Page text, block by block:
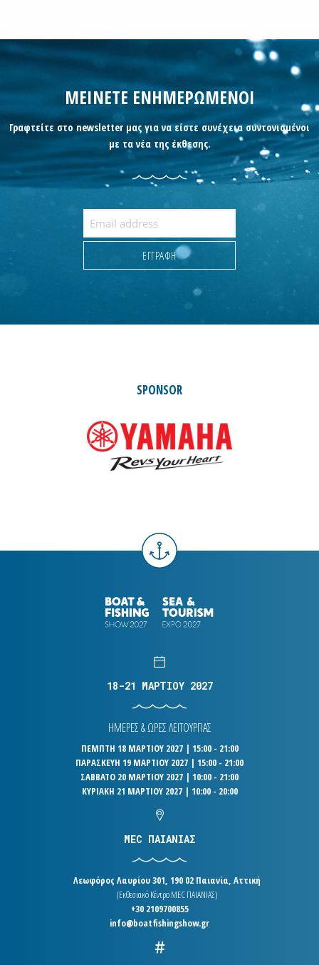
ΜΕΙΝΕΤΕ ΕΝΗΜΕΡΩΜΕΝΟΙ
Γραφτείτε στο newsletter μας για να είστε συνέχεια συντονισμένοι
με τα νέα της έκθεσης.
SPONSOR
18-21 ΜΑΡΤΙΟΥ 2027
ΗΜΕΡΕΣ & ΩΡΕΣ ΛΕΙΤΟΥΡΓΙΑΣ
ΠΕΜΠΤΗ 18 ΜΑΡΤΙΟΥ 2027 | 15:00 - 21:00
ΠΑΡΑΣΚΕΥΗ 19 ΜΑΡΤΙΟΥ 2027 | 15:00 - 21:00
ΣΑΒΒΑΤΟ 20 ΜΑΡΤΙΟΥ 2027 | 10:00 - 21:00
ΚΥΡΙΑΚΗ 21 ΜΑΡΤΙΟΥ 2027 | 10:00 - 20:00
MEC ΠΑΙΑΝΙΑΣ
Λεωφόρος Λαυρίου 301, 190 02 Παιανία, Αττική
(Εκθεσιακό Κέντρο MEC ΠΑΙΑΝΙΑΣ)
+30 2109700855
info@boatfishingshow.gr